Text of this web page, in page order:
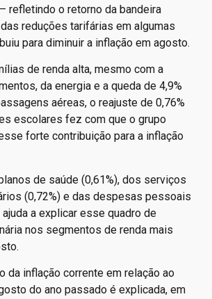
refletindo o retorno da bandeira
reduções tarifárias em algumas
para diminuir a inflação em agosto.
de renda alta, mesmo com a
da energia e a queda de 4,9%
aéreas, o reajuste de 0,76%
escolares fez com que o grupo
forte contribuição para a inflação
de saúde (0,61%), dos serviços
(0,72%) e das despesas pessoais
a explicar esse quadro de
nos segmentos de renda mais
da inflação corrente em relação ao
do ano passado é explicada, em